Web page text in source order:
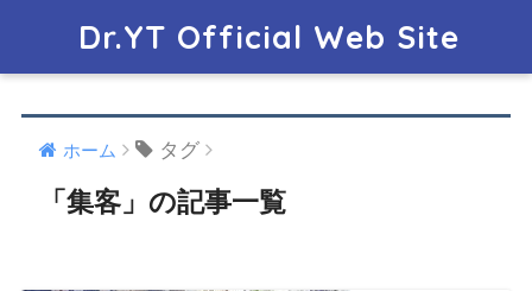
Dr.YT Official Web Site
ホーム タグ
「集客」の記事一覧